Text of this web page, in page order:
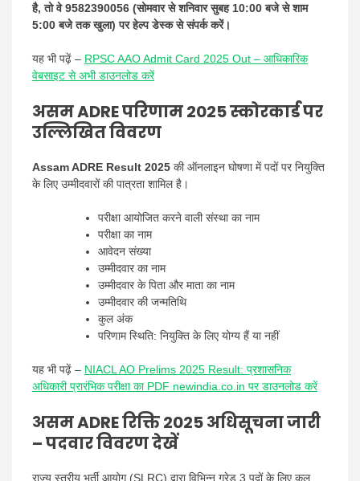
है, तो वे 9582390056 (सोमवार से शनिवार सुबह 10:00 बजे से शाम
5:00 बजे तक खुला) पर हेल्प डेस्क से संपर्क करें।
यह भी पढ़ें – RPSC AAO Admit Card 2025 Out – आधिकारिक
वेबसाइट से अभी डाउनलोड करें
असम ADRE परिणाम 2025 स्कोरकार्ड पर
उल्लिखित विवरण
Assam ADRE Result 2025 की ऑनलाइन घोषणा में पदों पर नियुक्ति
के लिए उम्मीदवारों की पात्रता शामिल है।
परीक्षा आयोजित करने वाली संस्था का नाम
परीक्षा का नाम
आवेदन संख्या
उम्मीदवार का नाम
उम्मीदवार के पिता और माता का नाम
उम्मीदवार की जन्मतिथि
कुल अंक
परिणाम स्थिति: नियुक्ति के लिए योग्य हैं या नहीं
यह भी पढ़ें – NIACL AO Prelims 2025 Result: प्रशासनिक
अधिकारी प्रारंभिक परीक्षा का PDF newindia.co.in पर डाउनलोड करें
असम ADRE रिक्ति 2025 अधिसूचना जारी
– पदवार विवरण देखें
राज्य स्तरीय भर्ती आयोग (SLRC) द्वारा विभिन्न ग्रेड 3 पदों के लिए कुल